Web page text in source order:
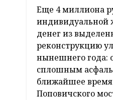
Еще 4 миллиона
индивидуальной
денег из
реконструкцию
нынешнего года:
сплошным
ближайшее время
Поповичского